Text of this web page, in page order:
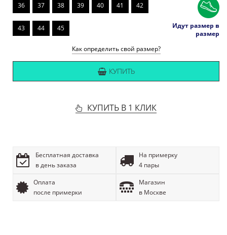
36 37 38 39 40 41 42
43 44 45
Идут размер в
размер
Как определить свой размер?
КУПИТЬ
КУПИТЬ В 1 КЛИК
Бесплатная доставка
в день заказа
На примерку
4 пары
Оплата
после примерки
Магазин
в Москве